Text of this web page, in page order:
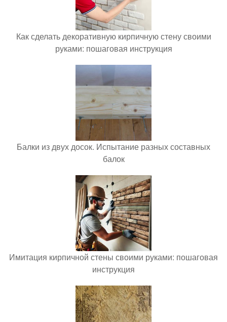
Как сделать декоративную кирпичную стену своими
руками: пошаговая инструкция
Балки из двух досок. Испытание разных составных
балок
Имитация кирпичной стены своими руками: пошаговая
инструкция